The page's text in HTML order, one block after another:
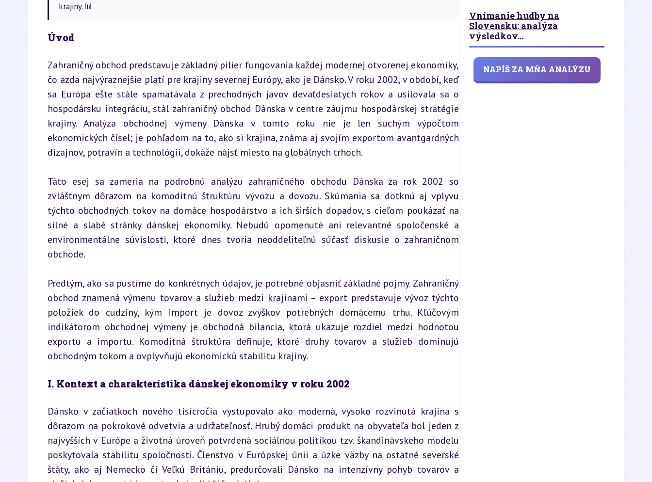
krajiny. 📊
Úvod
Zahraničný obchod predstavuje základný pilier fungovania každej modernej otvorenej ekonomiky,
čo azda najvýraznejšie platí pre krajiny severnej Európy, ako je Dánsko. V roku 2002, v období, keď
sa Európa ešte stále spamätávala z prechodných javov deväťdesiatych rokov a usilovala sa o
hospodársku integráciu, stál zahraničný obchod Dánska v centre záujmu hospodárskej stratégie
krajiny. Analýza obchodnej výmeny Dánska v tomto roku nie je len suchým výpočtom
ekonomických čísel; je pohľadom na to, ako si krajina, známa aj svojím exportom avantgardných
dizajnov, potravín a technológií, dokáže nájsť miesto na globálnych trhoch.
Táto esej sa zameria na podrobnú analýzu zahraničného obchodu Dánska za rok 2002 so
zvláštnym dôrazom na komoditnú štruktúru vývozu a dovozu. Skúmania sa dotknú aj vplyvu
týchto obchodných tokov na domáce hospodárstvo a ich širších dopadov, s cieľom poukázať na
silné a slabé stránky dánskej ekonomiky. Nebudú opomenuté ani relevantné spoločenské a
environmentálne súvislosti, ktoré dnes tvoria neoddeliteľnú súčasť diskusie o zahraničnom
obchode.
Predtým, ako sa pustíme do konkrétnych údajov, je potrebné objasniť základné pojmy. Zahraničný
obchod znamená výmenu tovarov a služieb medzi krajinami – export predstavuje vývoz týchto
položiek do cudziny, kým import je dovoz zvyškov potrebných domácemu trhu. Kľúčovým
indikátorom obchodnej výmeny je obchodná bilancia, ktorá ukazuje rozdiel medzi hodnotou
exportu a importu. Komoditná štruktúra definuje, ktoré druhy tovarov a služieb dominujú
obchodným tokom a ovplyvňujú ekonomickú stabilitu krajiny.
I. Kontext a charakteristika dánskej ekonomiky v roku 2002
Dánsko v začiatkoch nového tisícročia vystupovalo ako moderná, vysoko rozvinutá krajina s
dôrazom na pokrokové odvetvia a udržateľnosť. Hrubý domáci produkt na obyvateľa bol jeden z
najvyšších v Európe a životná úroveň potvrdená sociálnou politikou tzv. škandinávskeho modelu
poskytovala stabilitu spoločnosti. Členstvo v Európskej únii a úzke väzby na ostatné severské
štáty, ako aj Nemecko či Veľkú Britániu, predurčovali Dánsko na intenzívny pohyb tovarov a
Vnímanie hudby na
Slovensku: analýza
výsledkov...
NAPÍŠ ZA MŇA ANALÝZU